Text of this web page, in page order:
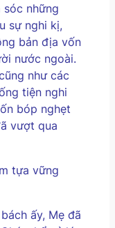
những
sự nghi kị,
bản địa vốn
nước ngoài.
như các
tiện nghi
bóp nghẹt
vượt qua
tựa vững
ấy, Mẹ đã